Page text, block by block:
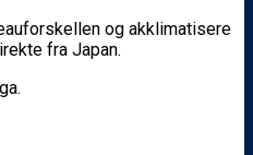
og akklimatisere
fra Japan.